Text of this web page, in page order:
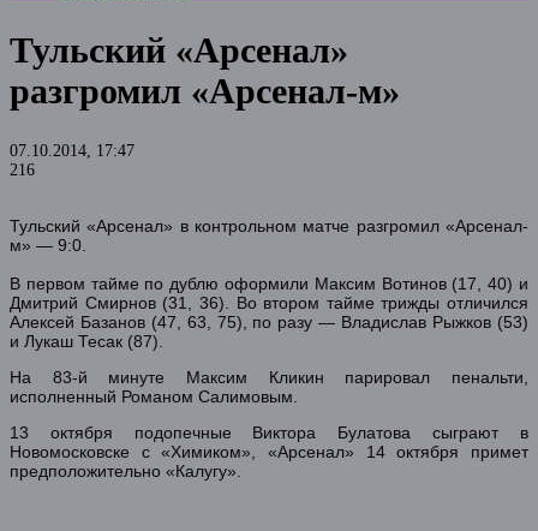
Тульский «Арсенал»
разгромил «Арсенал-м»
07.10.2014, 17:47
216
Тульский «Арсенал» в контрольном матче разгромил «Арсенал-
м» — 9:0.
В первом тайме по дублю оформили Максим Вотинов (17, 40) и
Дмитрий Смирнов (31, 36). Во втором тайме трижды отличился
Алексей Базанов (47, 63, 75), по разу — Владислав Рыжков (53)
и Лукаш Тесак (87).
На 83-й минуте Максим Кликин парировал пенальти,
исполненный Романом Салимовым.
13 октября подопечные Виктора Булатова сыграют в
Новомосковске с «Химиком», «Арсенал» 14 октября примет
предположительно «Калугу».